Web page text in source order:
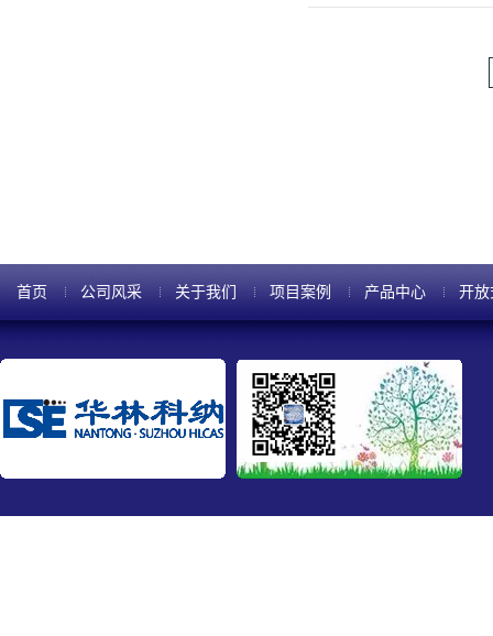
增加，因此可以增加传感器面
首页 公司风采 关于我们 项目案例 产品中心 开放